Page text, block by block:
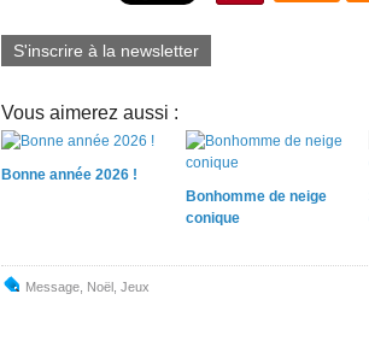
S'inscrire à la newsletter
Vous aimerez aussi :
Bonne année 2026 !
Bonhomme de neige
conique
Message Noël Jeux